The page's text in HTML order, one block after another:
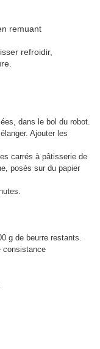
remuant
refroidir,
dans le bol du robot.
Ajouter les
carrés à pâtisserie de
posés sur du papier
g de beurre restants.
consistance